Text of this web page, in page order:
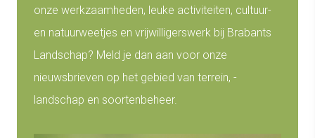
onze werkzaamheden, leuke activiteiten, cultuur-
en natuurweetjes en vrijwilligerswerk bij Brabants
Landschap? Meld je dan aan voor onze
nieuwsbrieven op het gebied van terrein, -
landschap en soortenbeheer.